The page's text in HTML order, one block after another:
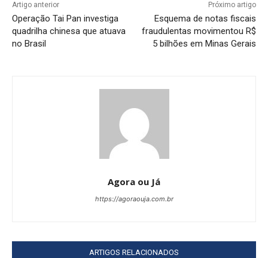
Artigo anterior
Operação Tai Pan investiga
quadrilha chinesa que atuava
no Brasil
Próximo artigo
Esquema de notas fiscais
fraudulentas movimentou R$
5 bilhões em Minas Gerais
Agora ou Já
https://agoraouja.com.br
ARTIGOS RELACIONADOS